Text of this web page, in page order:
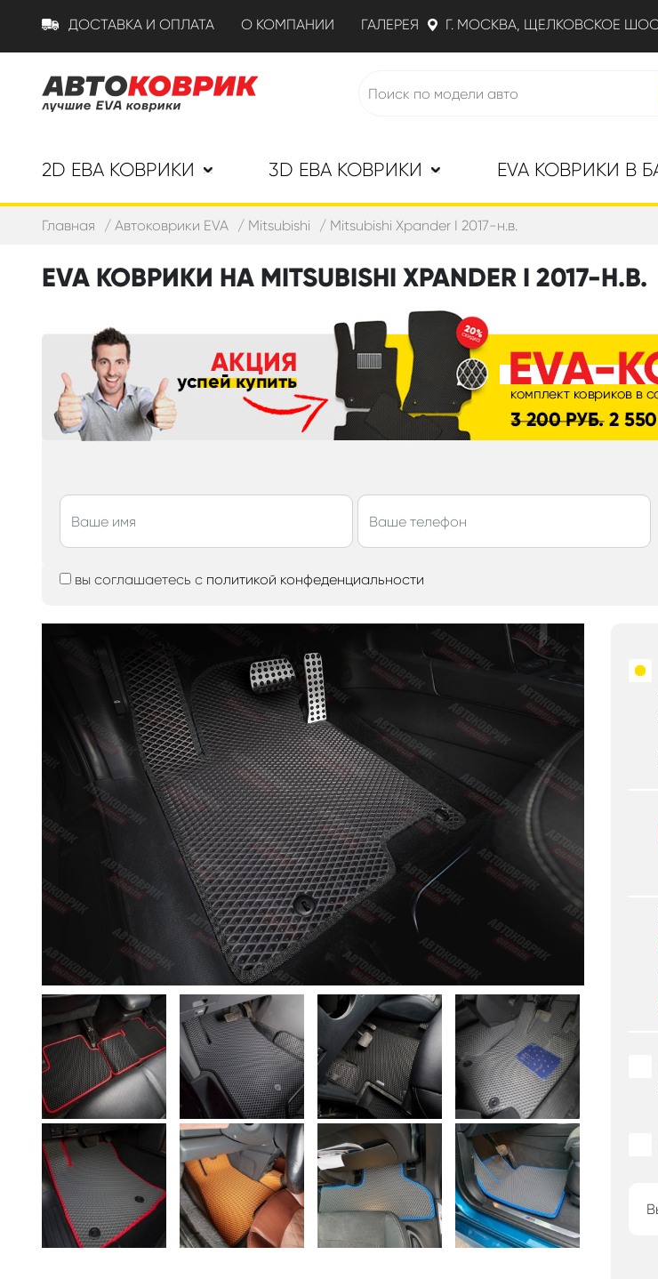
ДОСТАВКА И ОПЛАТА О КОМПАНИИ ГАЛЕРЕЯ Г. МОСКВА, ЩЕЛКОВСКОЕ
2D ЕВА КОВРИКИ 3D ЕВА КОВРИКИ EVA КОВРИКИ В
Главная Автоковрики EVA Mitsubishi Mitsubishi Xpander I 2017-н.в.
EVA КОВРИКИ НА MITSUBISHI XPANDER I 2017-Н.В.
вы соглашаетесь с политикой конфеденциальности